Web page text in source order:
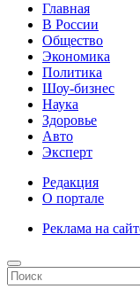
Главная
В России
Общество
Экономика
Политика
Шоу-бизнес
Наука
Здоровье
Авто
Эксперт
Редакция
О портале
Реклама на